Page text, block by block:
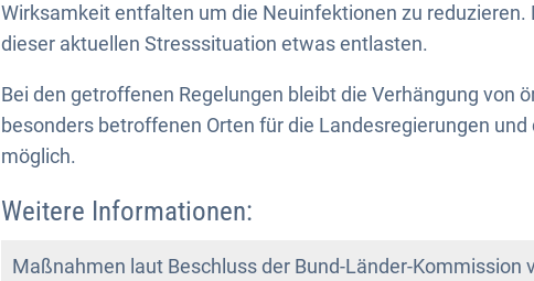
Wirksamkeit entfalten um die Neuinfektionen zu
dieser aktuellen Stresssituation etwas entlasten.
Bei den getroffenen Regelungen bleibt die Verhängung von
besonders betroffenen Orten für die Landesregierungen
möglich.
Weitere Informationen:
Maßnahmen laut Beschluss der Bund-Länder-Kommission